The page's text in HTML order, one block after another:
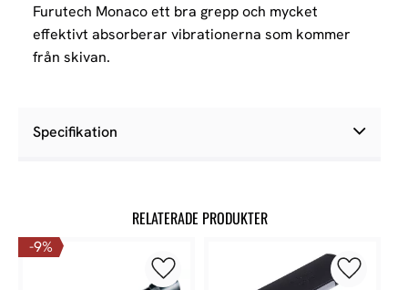
Furutech Monaco ett bra grepp och mycket
effektivt absorberar vibrationerna som kommer
från skivan.
Specifikation
RELATERADE PRODUKTER
9%
Lägg till i favoriter
Lägg till